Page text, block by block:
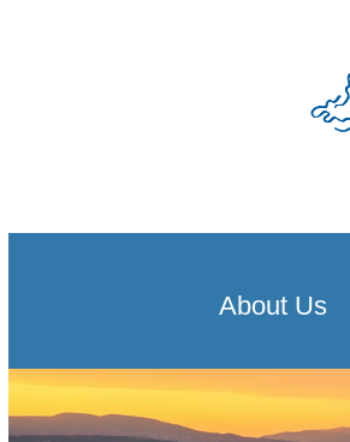
About Us